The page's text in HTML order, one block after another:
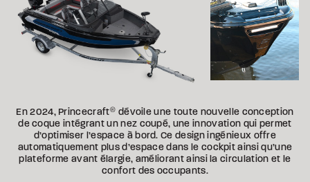
En 2024, Princecraft® dévoile une toute nouvelle conception
de coque intégrant un nez coupé, une innovation qui permet
d’optimiser l’espace à bord. Ce design ingénieux offre
automatiquement plus d’espace dans le cockpit ainsi qu’une
plateforme avant élargie, améliorant ainsi la circulation et le
confort des occupants.